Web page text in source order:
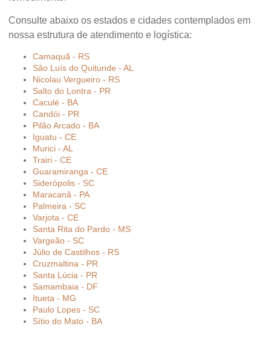
Consulte abaixo os estados e cidades contemplados em
nossa estrutura de atendimento e logística:
Camaquã - RS
São Luís do Quitunde - AL
Nicolau Vergueiro - RS
Salto do Lontra - PR
Caculé - BA
Candói - PR
Pilão Arcado - BA
Iguatu - CE
Murici - AL
Trairi - CE
Guaramiranga - CE
Siderópolis - SC
Maracanã - PA
Palmeira - SC
Varjota - CE
Santa Rita do Pardo - MS
Vargeão - SC
Júlio de Castilhos - RS
Cruzmaltina - PR
Santa Lúcia - PR
Samambaia - DF
Itueta - MG
Paulo Lopes - SC
Sítio do Mato - BA